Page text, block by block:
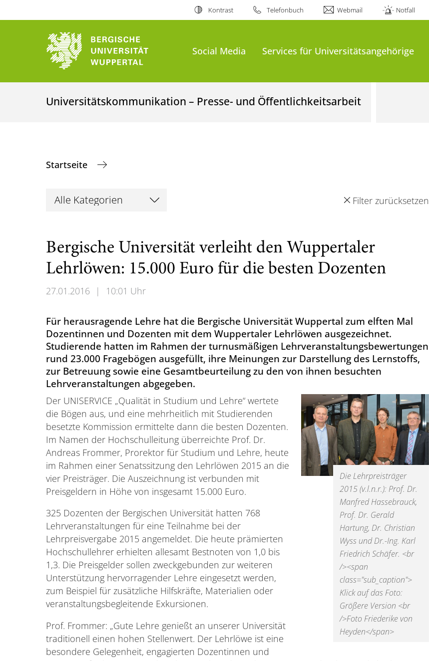
Kontrast Telefonbuch Webmail Notfall
Social Media Services für Universitätsangehörige
Universitätskommunikation – Presse- und Öffentlichkeitsarbeit
Startseite
Filter zurücksetzen
Bergische Universität verleiht den Wuppertaler
Lehrlöwen: 15.000 Euro für die besten Dozenten
27.01.2016 | 10:01 Uhr
Für herausragende Lehre hat die Bergische Universität Wuppertal zum elften Mal
Dozentinnen und Dozenten mit dem Wuppertaler Lehrlöwen ausgezeichnet.
Studierende hatten im Rahmen der turnusmäßigen Lehrveranstaltungsbewertungen
rund 23.000 Fragebögen ausgefüllt, ihre Meinungen zur Darstellung des Lernstoffs,
zur Betreuung sowie eine Gesamtbeurteilung zu den von ihnen besuchten
Lehrveranstaltungen abgegeben.
Die Lehrpreisträger
2015 (v.l.n.r.): Prof. Dr.
Manfred Hassebrauck,
Prof. Dr. Gerald
Hartung, Dr. Christian
Wyss und Dr.-Ing. Karl
Friedrich Schäfer. <br
/><span
class="sub_caption">
Klick auf das Foto:
Größere Version <br
/>Foto Friederike von
Heyden</span>
Der UNISERVICE „Qualität in Studium und Lehre“ wertete
die Bögen aus, und eine mehrheitlich mit Studierenden
besetzte Kommission ermittelte dann die besten Dozenten.
Im Namen der Hochschulleitung überreichte Prof. Dr.
Andreas Frommer, Prorektor für Studium und Lehre, heute
im Rahmen einer Senatssitzung den Lehrlöwen 2015 an die
vier Preisträger. Die Auszeichnung ist verbunden mit
Preisgeldern in Höhe von insgesamt 15.000 Euro.
325 Dozenten der Bergischen Universität hatten 768
Lehrveranstaltungen für eine Teilnahme bei der
Lehrpreisvergabe 2015 angemeldet. Die heute prämierten
Hochschullehrer erhielten allesamt Bestnoten von 1,0 bis
1,3. Die Preisgelder sollen zweckgebunden zur weiteren
Unterstützung hervorragender Lehre eingesetzt werden,
zum Beispiel für zusätzliche Hilfskräfte, Materialien oder
veranstaltungsbegleitende Exkursionen.
Prof. Frommer: „Gute Lehre genießt an unserer Universität
traditionell einen hohen Stellenwert. Der Lehrlöwe ist eine
besondere Gelegenheit, engagierten Dozentinnen und